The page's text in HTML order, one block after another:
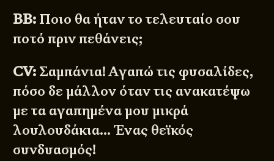
BB: Ποιο θα ήταν το τελευταίο σου
ποτό πριν πεθάνεις;
CV: Σαμπάνια! Αγαπώ τις φυσαλίδες,
πόσο δε μάλλον όταν τις ανακατέψω
με τα αγαπημένα μου μικρά
λουλουδάκια… Ένας θεϊκός
συνδυασμός!